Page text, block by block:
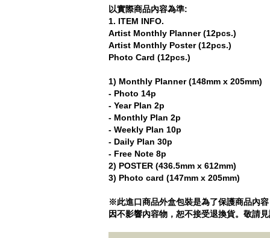
以實際商品內容為準:
1. ITEM INFO.
Artist Monthly Planner (12pcs.)
Artist Monthly Poster (12pcs.)
Photo Card (12pcs.)
1) Monthly Planner (148mm x 205mm)
- Photo 14p
- Year Plan 2p
- Monthly Plan 2p
- Weekly Plan 10p
- Daily Plan 30p
- Free Note 8p
2) POSTER (436.5mm x 612mm)
3) Photo card (147mm x 205mm)
※此進口商品外盒包裝是為了保護商品內
因不影響內容物，恕不接受退換貨。敬請